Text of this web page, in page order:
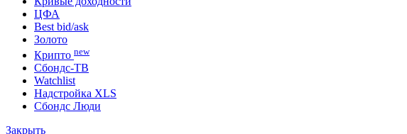
Портфель
Консенсусы
Поиск облигаций (ИИ)
Кривые доходности
ЦФА
Best bid/ask
Золото
Криптоnew
Сбондс-ТВ